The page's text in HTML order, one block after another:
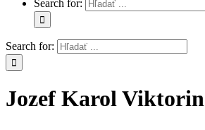
Search for:
Search for:
Jozef Karol Viktorin